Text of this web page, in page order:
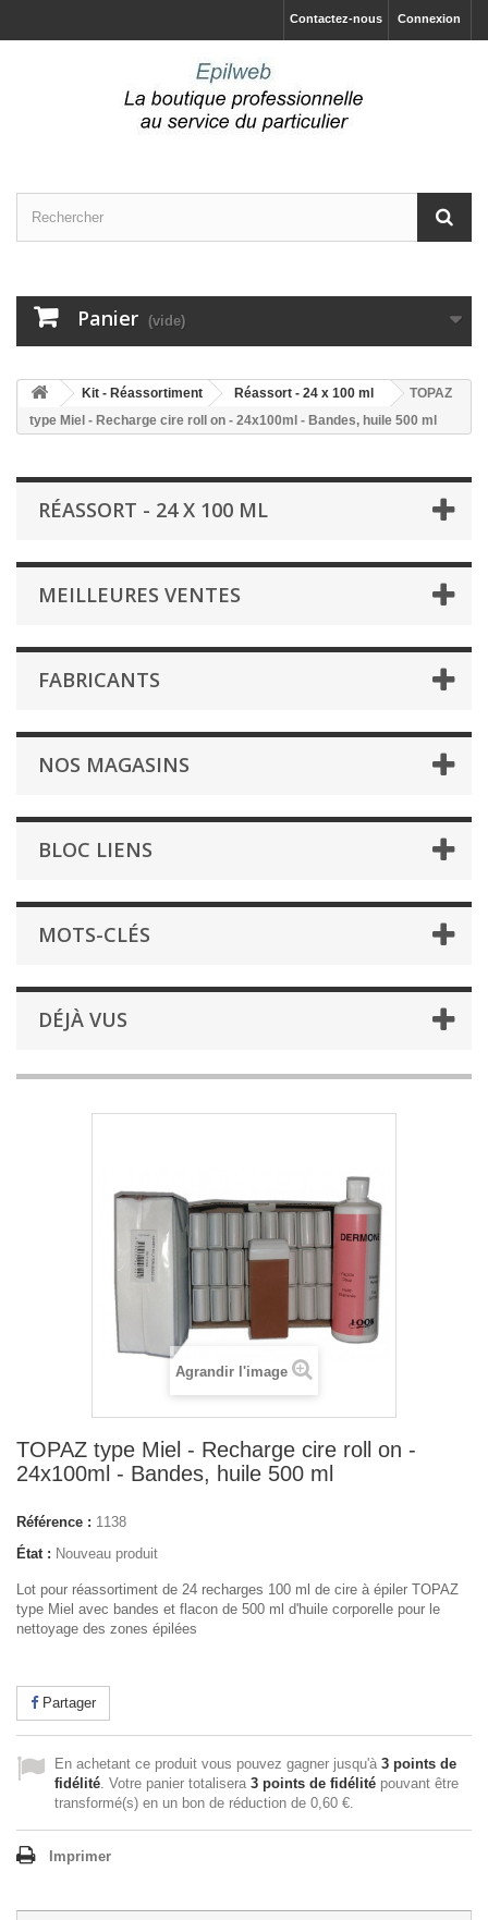
Connexion
Contactez-nous
Panier (vide)
Kit - Réassortiment Réassort - 24 x 100 ml
TOPAZ
type Miel - Recharge cire roll on - 24x100ml - Bandes, huile 500 ml
RÉASSORT - 24 X 100 ML
MEILLEURES VENTES
FABRICANTS
NOS MAGASINS
BLOC LIENS
MOTS-CLÉS
DÉJÀ VUS
Agrandir l'image
TOPAZ type Miel - Recharge cire roll on -
24x100ml - Bandes, huile 500 ml
Référence : 1138
État : Nouveau produit
Lot pour réassortiment de 24 recharges 100 ml de cire à épiler TOPAZ
type Miel avec bandes et flacon de 500 ml d'huile corporelle pour le
nettoyage des zones épilées
Partager
En achetant ce produit vous pouvez gagner jusqu'à 3 points de
fidélité. Votre panier totalisera 3 points de fidélité pouvant être
transformé(s) en un bon de réduction de 0,60 €.
Imprimer